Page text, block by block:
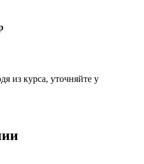
из курса, уточняйте у